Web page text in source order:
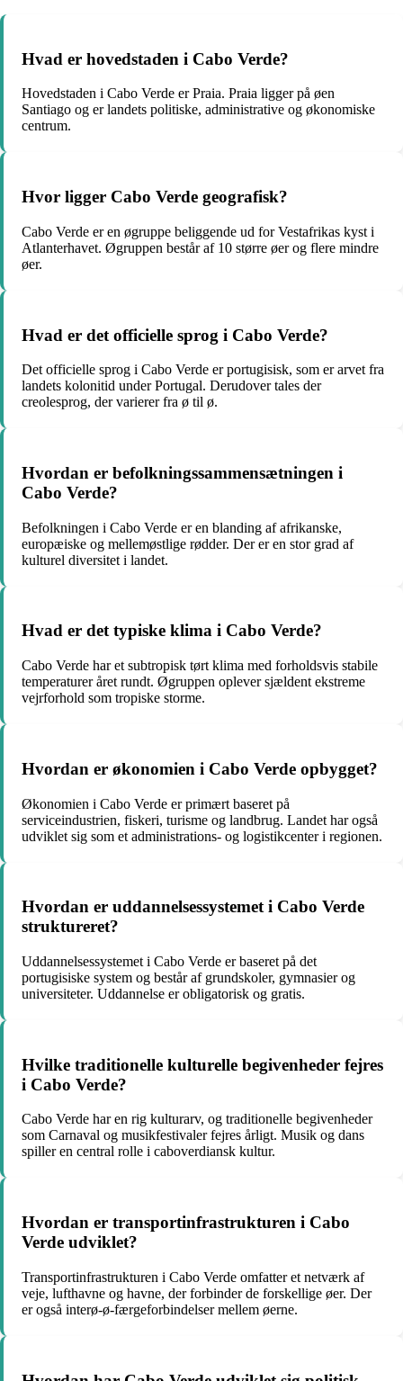
Hvad er hovedstaden i Cabo Verde?
Hovedstaden i Cabo Verde er Praia. Praia ligger på øen
Santiago og er landets politiske, administrative og økonomiske
centrum.
Hvor ligger Cabo Verde geografisk?
Cabo Verde er en øgruppe beliggende ud for Vestafrikas kyst i
Atlanterhavet. Øgruppen består af 10 større øer og flere mindre
øer.
Hvad er det officielle sprog i Cabo Verde?
Det officielle sprog i Cabo Verde er portugisisk, som er arvet fra
landets kolonitid under Portugal. Derudover tales der
creolesprog, der varierer fra ø til ø.
Hvordan er befolkningssammensætningen i
Cabo Verde?
Befolkningen i Cabo Verde er en blanding af afrikanske,
europæiske og mellemøstlige rødder. Der er en stor grad af
kulturel diversitet i landet.
Hvad er det typiske klima i Cabo Verde?
Cabo Verde har et subtropisk tørt klima med forholdsvis stabile
temperaturer året rundt. Øgruppen oplever sjældent ekstreme
vejrforhold som tropiske storme.
Hvordan er økonomien i Cabo Verde opbygget?
Økonomien i Cabo Verde er primært baseret på
serviceindustrien, fiskeri, turisme og landbrug. Landet har også
udviklet sig som et administrations- og logistikcenter i regionen.
Hvordan er uddannelsessystemet i Cabo Verde
struktureret?
Uddannelsessystemet i Cabo Verde er baseret på det
portugisiske system og består af grundskoler, gymnasier og
universiteter. Uddannelse er obligatorisk og gratis.
Hvilke traditionelle kulturelle begivenheder fejres
i Cabo Verde?
Cabo Verde har en rig kulturarv, og traditionelle begivenheder
som Carnaval og musikfestivaler fejres årligt. Musik og dans
spiller en central rolle i caboverdiansk kultur.
Hvordan er transportinfrastrukturen i Cabo
Verde udviklet?
Transportinfrastrukturen i Cabo Verde omfatter et netværk af
veje, lufthavne og havne, der forbinder de forskellige øer. Der
er også interø-ø-færgeforbindelser mellem øerne.